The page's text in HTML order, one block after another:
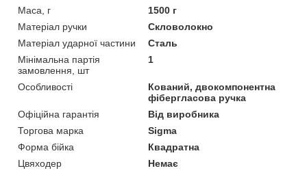
Маса, г
1500 г
Матеріал ручки
Скловолокно
Матеріал ударної частини
Сталь
Мінімальна партія
замовлення, шт
1
Особливості
Кований, двокомпонентна
фібергласова ручка
Офіційна гарантія
Від виробника
Торгова марка
Sigma
Форма бійка
Квадратна
Цвяходер
Немає